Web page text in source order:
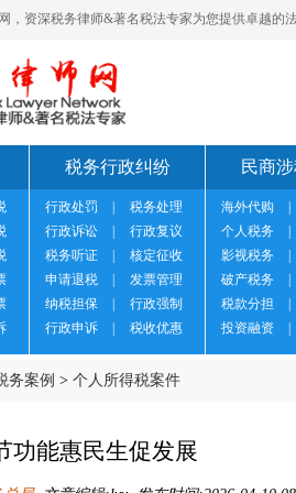
，资深税务律师&著名税法专家为您提供卓越的
税务行政纠纷
行政处罚
税务处理
行政诉讼
行政复议
税务听证
核定征收
申请退税
发票管理
纳税担保
行政强制
行政申诉
税收优惠
民商
海外代购
个人税务
影视税务
破产税务
税款分担
投资融资
务案例 > 个人所得税案件
功能惠民生促发展